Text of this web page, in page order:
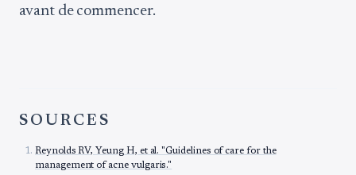
avant de commencer.
SOURCES
Reynolds RV, Yeung H, et al. "Guidelines of care for the
management of acne vulgaris."